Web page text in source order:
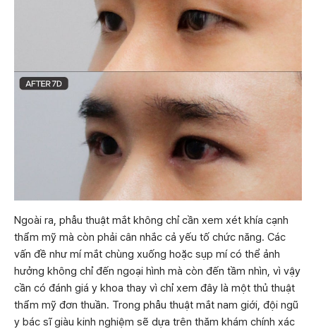
Ngoài ra, phẫu thuật mắt không chỉ cần xem xét khía cạnh
thẩm mỹ mà còn phải cân nhắc cả yếu tố chức năng. Các
vấn đề như mí mắt chùng xuống hoặc sụp mí có thể ảnh
hưởng không chỉ đến ngoại hình mà còn đến tầm nhìn, vì vậy
cần có đánh giá y khoa thay vì chỉ xem đây là một thủ thuật
thẩm mỹ đơn thuần. Trong phẫu thuật mắt nam giới, đội ngũ
y bác sĩ giàu kinh nghiệm sẽ dựa trên thăm khám chính xác